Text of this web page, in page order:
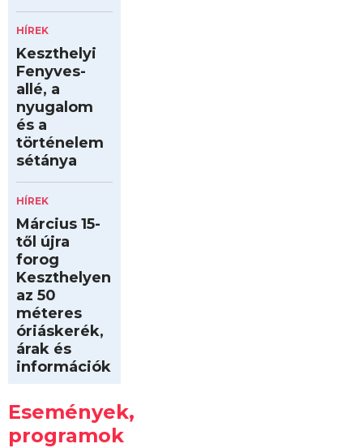
HÍREK
Keszthelyi
Fenyves-
allé, a
nyugalom
és a
történelem
sétánya
HÍREK
Március 15-
től újra
forog
Keszthelyen
az 50
méteres
óriáskerék,
árak és
információk
Események,
programok
Kilóméterek
2026